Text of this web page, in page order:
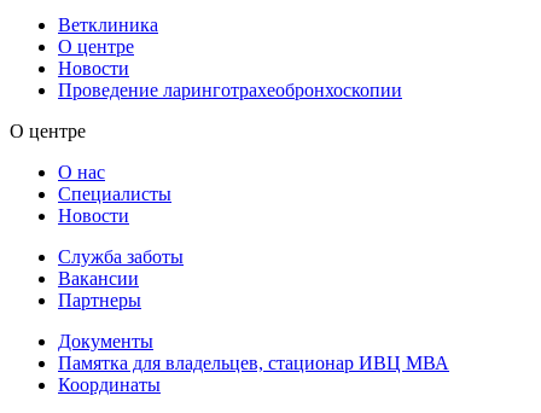
Ветклиника
О центре
Новости
Проведение ларинготрахеобронхоскопии
О центре
О нас
Специалисты
Новости
Служба заботы
Вакансии
Партнеры
Документы
Памятка для владельцев, стационар ИВЦ МВА
Координаты